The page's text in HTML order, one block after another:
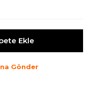
Ekle
Gönder